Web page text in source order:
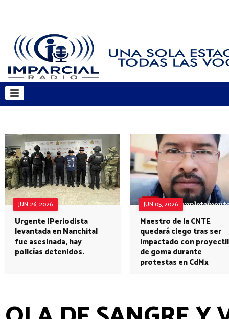
JUN 26, 2026
Urgente |Periodista
levantada en Nanchital
fue asesinada, hay
policías detenidos.
JUN 05, 2026
Maestro de la CNTE
quedará ciego tras ser
impactado con proyectil
de goma durante
protestas en CdMx